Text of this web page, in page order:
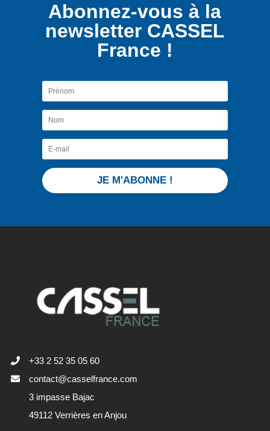
Abonnez-vous à la
newsletter CASSEL
France !
JE M'ABONNE !
+33 2 52 35 05 60
contact@casselfrance.com
3 impasse Bajac
49112 Verrières en Anjou